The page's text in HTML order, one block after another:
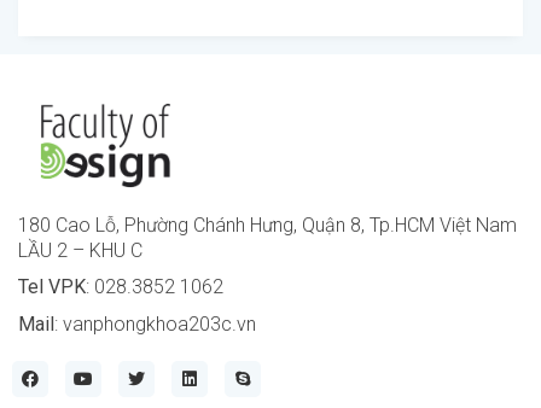
180 Cao Lỗ, Phường Chánh Hưng, Quận 8, Tp.HCM Việt Nam
LẦU 2 – KHU C
Tel VPK: 028.3852 1062
Mail: vanphongkhoa203c.vn